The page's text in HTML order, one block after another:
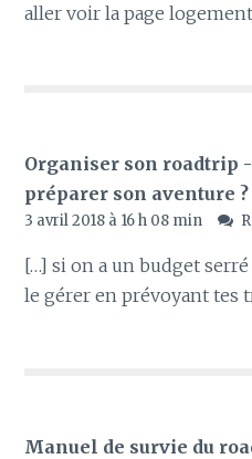
aller voir la page
Organiser son roadtrip -
préparer son aventure ?
3 avril 2018 à 16 h 08 min
[…] si on a un budget
le gérer en prévoyant tes
Manuel de survie du